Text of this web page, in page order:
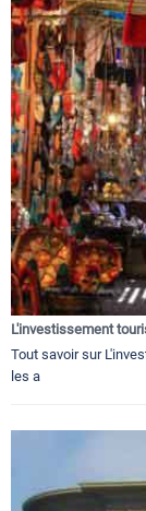
L'investissement
Tout savoir sur
les a